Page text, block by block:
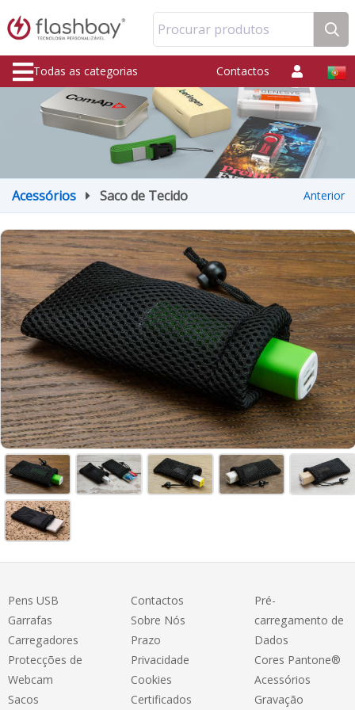
Procurar produtos
Todas as categorias Contactos
Acessórios Saco de Tecido Anterior
Pens USB
Garrafas
Carregadores
Protecções de
Webcam
Sacos
Contactos
Sobre Nós
Prazo
Privacidade
Cookies
Certificados
Pré-
carregamento de
Dados
Cores Pantone®
Acessórios
Gravação